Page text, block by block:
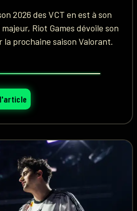
2026 des VCT en est à son
Riot Games dévoile son
la prochaine saison Valorant.